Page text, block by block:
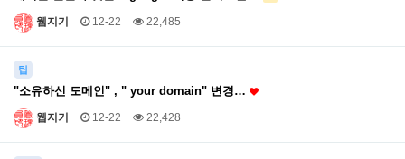
웹지기 12-22 22,485
팁
"소유하신 도메인" , " your domain" 변경…
웹지기 12-22 22,428